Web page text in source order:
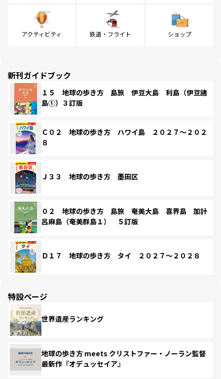
アクティビティ 鉄道・フライト ショップ
新刊ガイドブック
１５ 地球の歩き方 島旅 伊豆大島 利島（伊豆諸
島①）３訂版
Ｃ０２ 地球の歩き方 ハワイ島 ２０２７～２０２
８
Ｊ３３ 地球の歩き方 墨田区
０２ 地球の歩き方 島旅 奄美大島 喜界島 加計
呂麻島（奄美群島１） ５訂版
Ｄ１７ 地球の歩き方 タイ ２０２７～２０２８
特設ページ
世界遺産ランキング
地球の歩き方 meets クリストファー・ノーラン監督
最新作『オデュッセイア』